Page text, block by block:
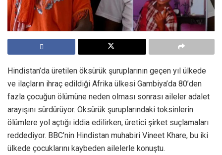
Hindistan’da üretilen öksürük şuruplarının geçen yıl ülkede
ve ilaçların ihraç edildiği Afrika ülkesi Gambiya’da 80’den
fazla çocuğun ölümüne neden olması sonrası aileler adalet
arayışını sürdürüyor. Öksürük şuruplarındaki toksinlerin
ölümlere yol açtığı iddia edilirken, üretici şirket suçlamaları
reddediyor. BBC’nin Hindistan muhabiri Vineet Khare, bu iki
ülkede çocuklarını kaybeden ailelerle konuştu.